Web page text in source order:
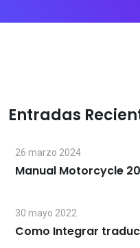
Entradas
26 marzo 2024
Manual Motorcycle
30 mayo 2022
Como Integrar